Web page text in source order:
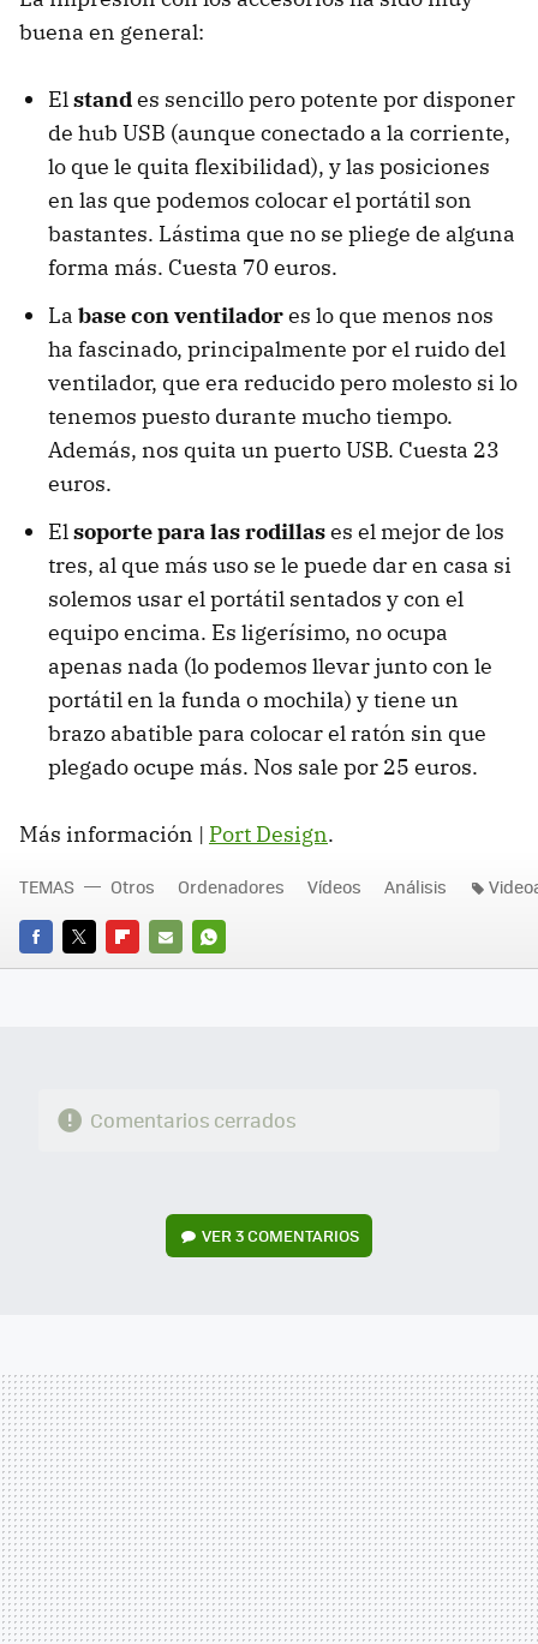
buena en general:
Elstandes sencillo pero potente por disponer
de hub USB (aunque conectado a la corriente,
lo que le quita flexibilidad), y las posiciones
en las que podemos colocar el portátil son
bastantes. Lástima que no se pliege de alguna
forma más. Cuesta 70 euros.
La base con ventiladores lo que menos nos
ha fascinado, principalmente por el ruido del
ventilador, que era reducido pero molesto si lo
tenemos puesto durante mucho tiempo.
Además, nos quita un puerto USB. Cuesta 23
euros.
Elsoporte para las rodillases el mejor de los
tres, al que más uso se le puede dar en casa si
solemos usar el portátil sentados y con el
equipo encima. Es ligerísimo, no ocupa
apenas nada (lo podemos llevar junto con le
portátil en la funda o mochila) y tiene un
brazo abatible para colocar el ratón sin que
plegado ocupe más. Nos sale por 25 euros.
Más información | Port Design.
FACEBOOK
TWITTERFLIPBOARD
E-
WHATSAPP
TEMAS Otros Ordenadores Vídeos Análisis
Comentarios cerrados
VER3 COMENTARIOS